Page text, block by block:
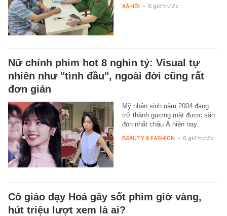
XÃ HỘI - 6 giờ trước
Nữ chính phim hot 8 nghìn tỷ: Visual tự
nhiên như "tình đầu", ngoài đời cũng rất
đơn giản
Mỹ nhân sinh năm 2004 đang
trở thành gương mặt được săn
đón nhất châu Á hiện nay.
BEAUTY & FASHION - 6 giờ trước
Cô giáo dạy Hoá gây sốt phim giờ vàng,
hút triệu lượt xem là ai?